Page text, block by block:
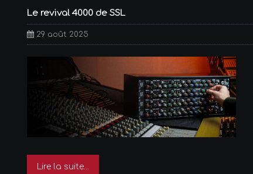
Le revival 4000 de SSL
29 août 2025
Lire la suite...